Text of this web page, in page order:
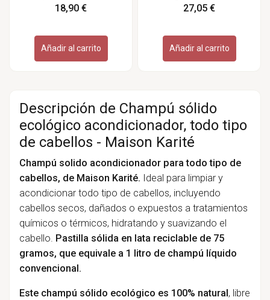
Redecker
18,90 €
Añadir al carrito
vegetal y
- Maison Karité
27,05 €
Añadir al carrito
Descripción de Champú sólido
ecológico acondicionador, todo tipo
de cabellos - Maison Karité
Champú solido acondicionador para todo tipo de
cabellos, de Maison Karité. Ideal para limpiar y
acondicionar todo tipo de cabellos, incluyendo
cabellos secos, dañados o expuestos a tratamientos
químicos o térmicos, hidratando y suavizando el
cabello. Pastilla sólida en lata reciclable de 75
gramos, que equivale a 1 litro de champú líquido
convencional.
Este champú sólido ecológico es 100% natural, libre